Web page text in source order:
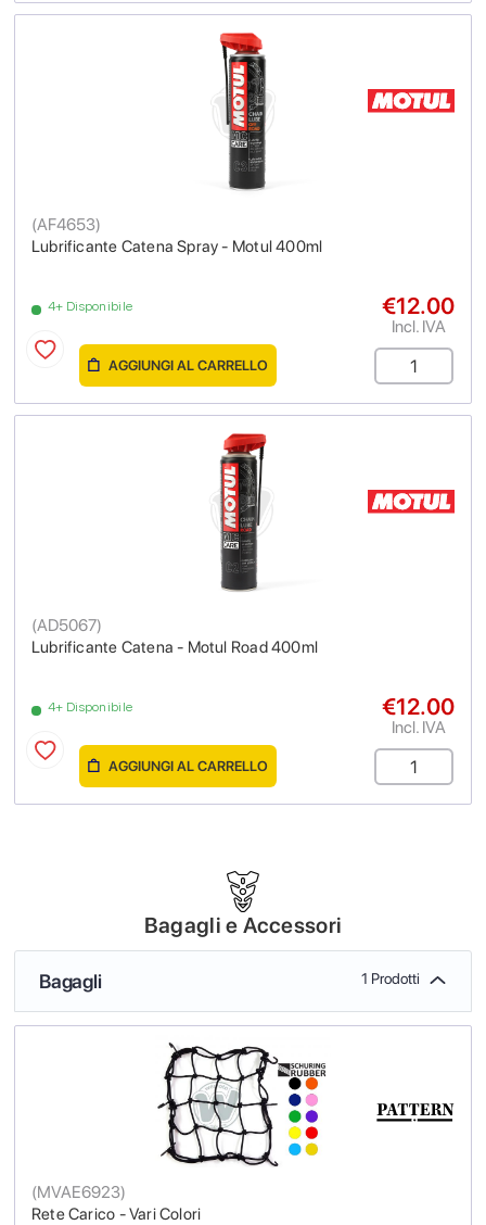
Lubrificante Catena Spray - Motul 400ml
(AF4653)
4+ Disponibile €12.00
Incl. IVA
AGGIUNGI AL CARRELLO
Lubrificante Catena - Motul Road 400ml
(AD5067)
4+ Disponibile €12.00
Incl. IVA
AGGIUNGI AL CARRELLO
Bagagli e Accessori
Bagagli 1 Prodotti
Rete Carico - Vari Colori
(MVAE6923)